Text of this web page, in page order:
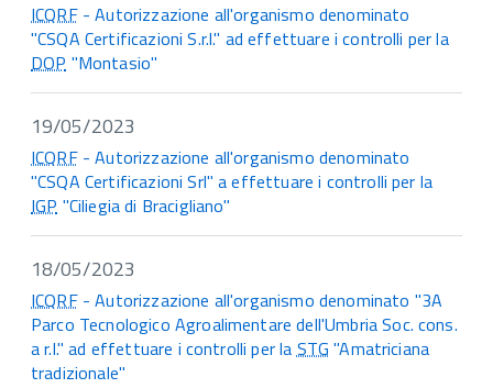
ICQRF- Autorizzazione all'organismo denominato
"CSQA Certificazioni S.r.l." ad effettuare i controlli per la
DOP "Montasio"
19/05/2023
ICQRF- Autorizzazione all'organismo denominato
"CSQA Certificazioni Srl" a effettuare i controlli per la
IGP "Ciliegia di Bracigliano"
18/05/2023
ICQRF- Autorizzazione all'organismo denominato "3A
Parco Tecnologico Agroalimentare dell'Umbria Soc. cons.
a r.l." ad effettuare i controlli per laSTG "Amatriciana
tradizionale"